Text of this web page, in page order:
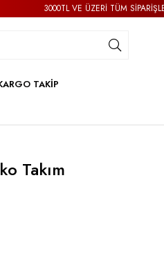
3000TL VE ÜZERİ TÜM
TAKİP
Takım